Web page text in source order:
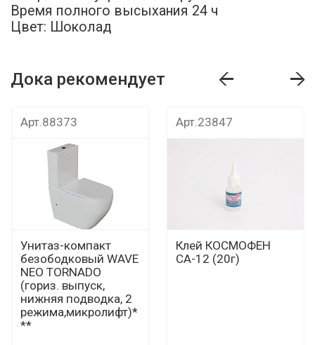
Время полного высыхания 24 ч
Цвет: Шоколад
Дока рекомендует
Арт.88373
Унитаз-компакт
безободковый WAVE
NEO TORNADO
(гориз. выпуск,
нижняя подводка, 2
режима,микролифт)*
**
Арт.23847
Клей КОСМОФЕН
СА-12 (20г)
Дока рекомендует Дока